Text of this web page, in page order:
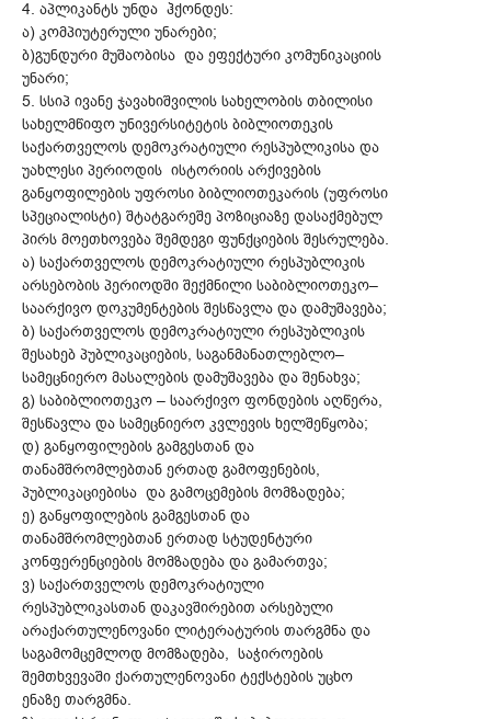
4. აპლიკანტს უნდა ჰქონდეს:
ა) კომპიუტერული უნარები;
ბ)გუნდური მუშაობისა და ეფექტური კომუნიკაციის
უნარი;
5. სსიპ ივანე ჯავახიშვილის სახელობის თბილისი
სახელმწიფო უნივერსიტეტის ბიბლიოთეკის
საქართველოს დემოკრატიული რესპუბლიკისა და
უახლესი პერიოდის ისტორიის არქივების
განყოფილების უფროსი ბიბლიოთეკარის (უფროსი
სპეციალისტი) შტატგარეშე პოზიციაზე დასაქმებულ
პირს მოეთხოვება შემდეგი ფუნქციების შესრულება.
ა) საქართველოს დემოკრატიული რესპუბლიკის
არსებობის პერიოდში შექმნილი საბიბლიოთეკო–
საარქივო დოკუმენტების შესწავლა და დამუშავება;
ბ) საქართველოს დემოკრატიული რესპუბლიკის
შესახებ პუბლიკაციების, საგანმანათლებლო–
სამეცნიერო მასალების დამუშავება და შენახვა;
გ) საბიბლიოთეკო – საარქივო ფონდების აღწერა,
შესწავლა და სამეცნიერო კვლევის ხელშეწყობა;
დ) განყოფილების გამგესთან და
თანამშრომლებთან ერთად გამოფენების,
პუბლიკაციებისა და გამოცემების მომზადება;
ე) განყოფილების გამგესთან და
თანამშრომლებთან ერთად სტუდენტური
კონფერენციების მომზადება და გამართვა;
ვ) საქართველოს დემოკრატიული
რესპუბლიკასთან დაკავშირებით არსებული
არაქართულენოვანი ლიტერატურის თარგმნა და
საგამომცემლოდ მომზადება, საჭიროების
შემთხვევაში ქართულენოვანი ტექსტების უცხო
ენაზე თარგმნა.